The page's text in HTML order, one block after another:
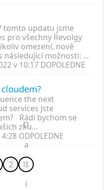
tomto updatu jsme
pro všechny Revolgy
omezení, nově
následující možnosti: ...
v 10:17 DOPOLEDNE
the next
services Jste
Rádi bychom se
zku...
ODPOLEDNE
2
D
a
lš
í